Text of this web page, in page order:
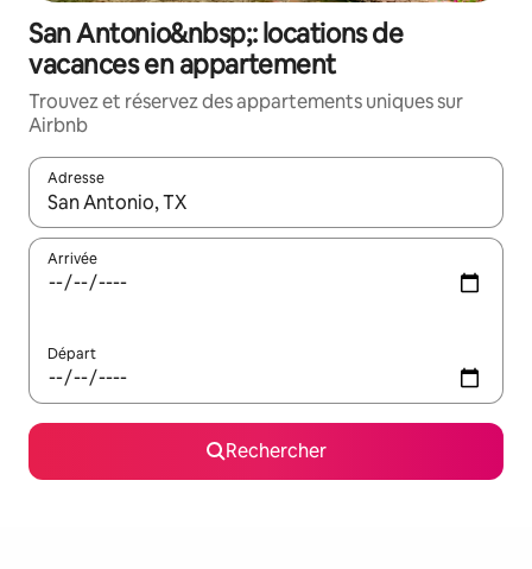
San Antonio&nbsp;: locations de
vacances en appartement
Trouvez et réservez des appartements uniques sur
Airbnb
Adresse
Lorsque les résultats s'affichent, utilisez les flèches vers le
Arrivée
Départ
Rechercher